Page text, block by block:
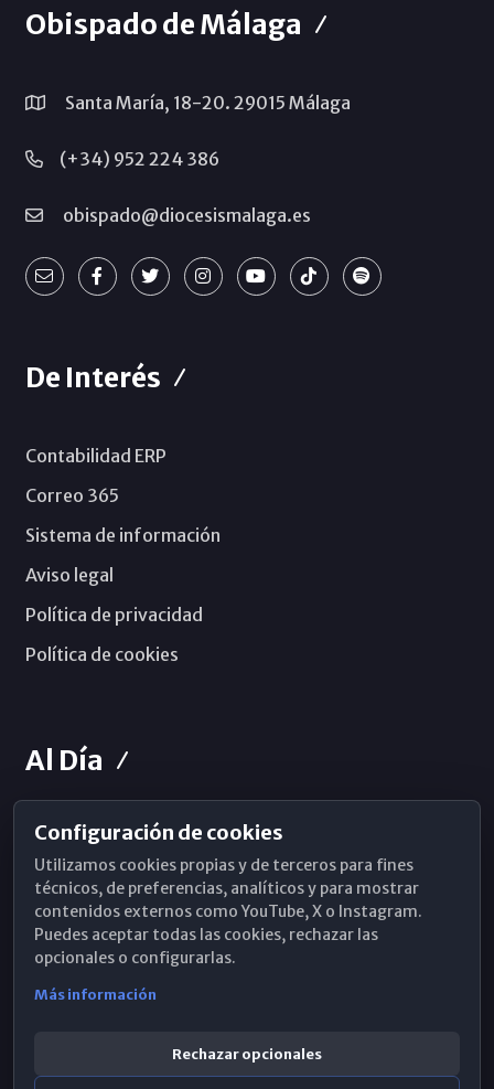
Obispado de Málaga
Santa María, 18-20. 29015 Málaga
(+34) 952 224 386
obispado@diocesismalaga.es
De Interés
Contabilidad ERP
Correo 365
Sistema de información
Aviso legal
Política de privacidad
Política de cookies
Al Día
Horarios de Misa
Hemeroteca
WhatsApp
Configuración de cookies
Utilizamos cookies propias y de terceros para fines
técnicos, de preferencias, analíticos y para mostrar
contenidos externos como YouTube, X o Instagram.
Puedes aceptar todas las cookies, rechazar las
opcionales o configurarlas.
Más información
Rechazar opcionales